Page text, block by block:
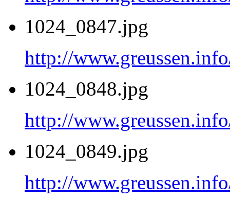
1024_0847.jpg
http://
1024_0848.jpg
http://
1024_0849.jpg
http://